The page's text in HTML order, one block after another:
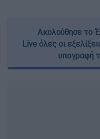
Ακολούθησε το
Live όλες οι
υπογραφή